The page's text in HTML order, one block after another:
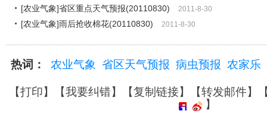
[农业气象]省区重点天气预报(20110830) 2011-8-30
[农业气象]雨后抢收棉花(20110830) 2011-8-30
热词： 农业气象 省区天气预报 病虫预报 农家乐
【打印】【我要纠错】【复制链接】【转发邮件】
】